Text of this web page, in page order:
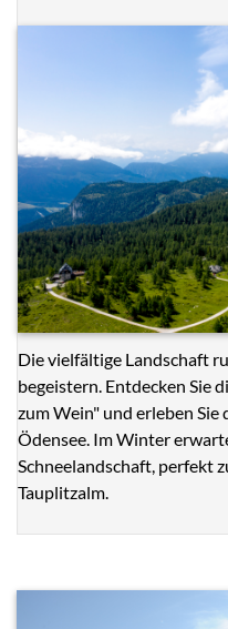
Die vielfältige Landschaft
begeistern. Entdecken Sie
zum Wein" und erleben
Ödensee. Im Winter
Schneelandschaft, perfekt
Tauplitzalm.